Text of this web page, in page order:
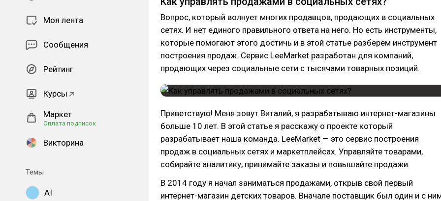
Моя лента
Сообщения
Рейтинг
Курсы
Маркет
Оплата подписок
Викторина
Темы
AI
Вопрос, который волнует многих продавцов, продающих в социальных
сетях. И нет единого правильного ответа на него. Но есть инструменты,
которые помогают этого достичь и в этой статье разберем инструмент
построения продаж. Сервис LeeMarket разработан для компаний,
продающих через социальные сети с тысячами товарных позиций.
Приветствую! Меня зовут Виталий, я разрабатываю интернет-магазины
больше 10 лет. В этой статье я расскажу о проекте который
разрабатывает наша команда. LeeMarket — это сервис построения
продаж в социальных сетях и маркетплейсах. Управляйте товарами,
собирайте аналитику, принимайте заказы и повышайте продажи.
В 2014 году я начал заниматься продажами, открыв свой первый
интернет-магазин детских товаров. Вначале поставщик был один и с